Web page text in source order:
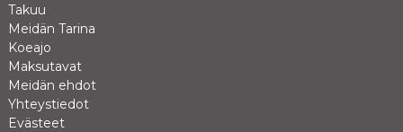
Takuu
Meidän Tarina
Koeajo
Maksutavat
Meidän ehdot
Yhteystiedot
Evästeet